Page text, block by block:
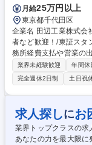
月給25万円以上
東京都千代田区
企業名 田辺工業株式会社 求人名 【事務課(経理×営業事務)】金融機
者など歓迎！/東証スタンダード上場 仕事の内
務所経費支払や営業の
業管理からお客様への
電話応対等の業務です。 一つの分野でなく幅広く対応いただきます
電話対応、来客対応、
総務、労務管理に係る
・購買、外注に係る事務処理業務 等 募集職種
金融機関出身者など歓
業界未経験歓迎 年間休
完全週休2日制
土日祝
求人探しにお
業界トップクラスの求
あなたの力を最大限に